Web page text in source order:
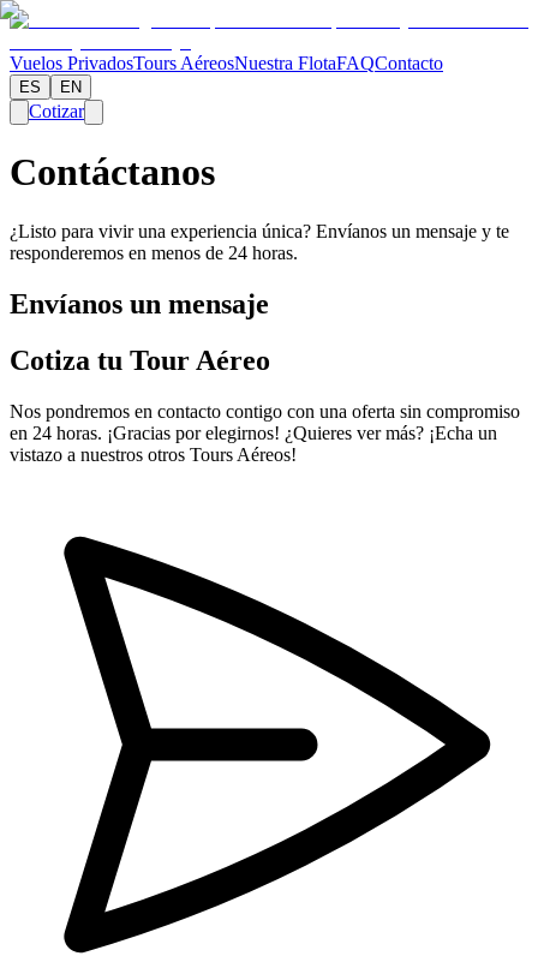
Vuelos PrivadosTours AéreosNuestra FlotaFAQContacto
ES EN
Cotizar
Contáctanos
¿Listo para vivir una experiencia única? Envíanos un mensaje y te
responderemos en menos de 24 horas.
Envíanos un mensaje
Cotiza tu Tour Aéreo
Nos pondremos en contacto contigo con una oferta sin compromiso
en 24 horas. ¡Gracias por elegirnos! ¿Quieres ver más? ¡Echa un
vistazo a nuestros otros Tours Aéreos!